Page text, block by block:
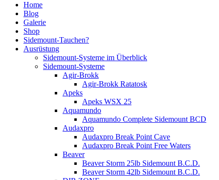
Home
Blog
Galerie
Shop
Sidemount-Tauchen?
Ausrüstung
Sidemount-Systeme im Überblick
Sidemount-Systeme
Agir-Brokk
Agir-Brokk Ratatosk
Apeks
Apeks WSX 25
Aquamundo
Aquamundo Complete Sidemount BCD
Audaxpro
Audaxpro Break Point Cave
Audaxpro Break Point Free Waters
Beaver
Beaver Storm 25lb Sidemount B.C.D.
Beaver Storm 42lb Sidemount B.C.D.